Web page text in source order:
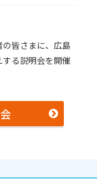
皆さまに、広島
る説明会を開催